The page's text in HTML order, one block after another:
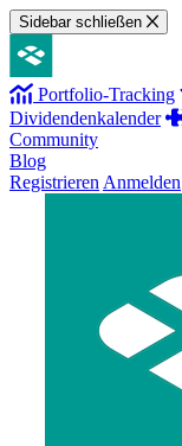
Sidebar schließen
Portfolio-Tracking
Dividendenkalender
Community
Blog
Registrieren Anmelden